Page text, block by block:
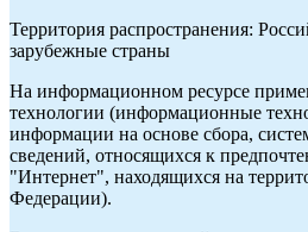
Территория распространения:
зарубежные страны
На информационном ресурсе
технологии (информационные
информации на основе сбора,
сведений, относящихся к
"Интернет", находящихся на
Федерации).